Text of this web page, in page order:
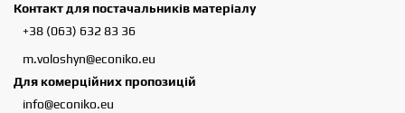
Контакт для постачальників матеріалу
+38 (063) 632 83 36
m.voloshyn@econiko.eu
Для комерційних пропозицій
info@econiko.eu